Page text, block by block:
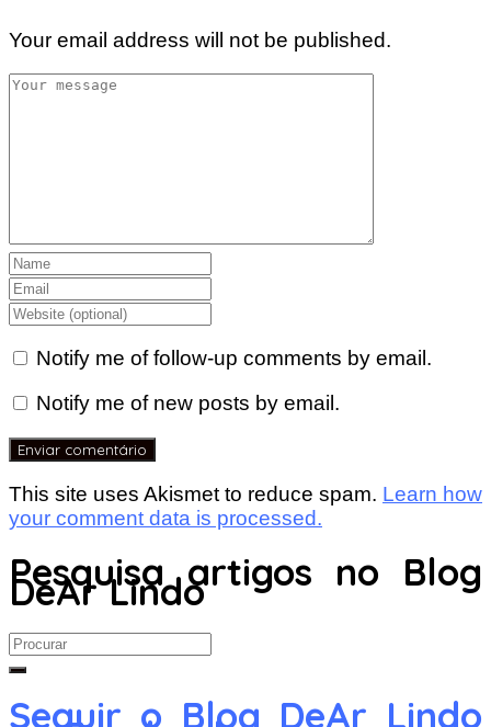
Your email address will not be published.
Notify me of follow-up comments by email.
Notify me of new posts by email.
This site uses Akismet to reduce spam. Learn how
your comment data is processed.
Pesquisa artigos no Blog
DeAr Lindo
Search
for:
Seguir o Blog DeAr Lindo